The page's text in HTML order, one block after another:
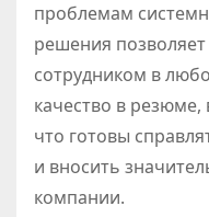
проблемам
решения
сотрудником в
качество в
что готовы
и вносить
компании.